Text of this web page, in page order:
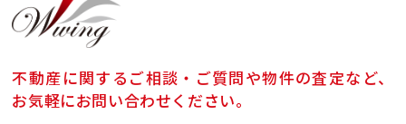
不動産に関するご相談・ご質問や物件の査定など、
お気軽にお問い合わせください。